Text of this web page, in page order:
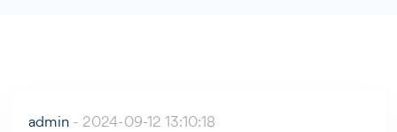
admin - 2024-09-12 13:10:18